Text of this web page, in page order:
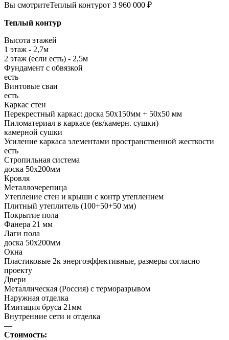
Вы смотритеТеплый контурот 3 960 000 ₽
Теплый контур
Высота этажей
1 этаж - 2,7м
2 этаж (если есть) - 2,5м
Фундамент с обвязкой
есть
Винтовые сваи
есть
Каркас стен
Перекрестный каркас: доска 50х150мм + 50х50 мм
Пиломатериал в каркасе (ев/камерн. сушки)
камерной сушки
Усиление каркаса элементами пространственной жесткости
есть
Стропильная система
доска 50х200мм
Кровля
Металлочерепица
Утепление стен и крыши с контр утеплением
Плитный утеплитель (100+50+50 мм)
Покрытие пола
Фанера 21 мм
Лаги пола
доска 50х200мм
Окна
Пластиковые 2к энергоэффективные, размеры согласно
проекту
Двери
Металлическая (Россия) с терморазрывом
Наружная отделка
Имитация бруса 21мм
Внутренние сети и отделка
—
Стоимость: